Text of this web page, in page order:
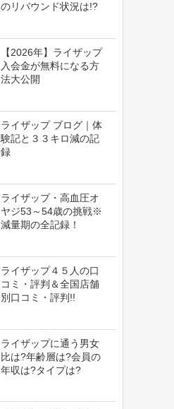
のリバウンド状況は!?
【2026年】ライザップ
入会金が無料になる方
法大公開
ライザップ ブログ｜体
験記と３３キロ減の記
録
ライザップ・高血圧オ
ヤジ53～54歳の挑戦※
減量期の全記録！
ライザップ４５人の口
コミ・評判＆全国店舗
別口コミ・評判!!
ライザップに通う男女
比は?年齢層は?会員の
年収は?タイプは?